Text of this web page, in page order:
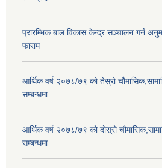
प्रारम्भिक बाल विकास केन्द्र सञ्चालन गर्न
फाराम
आर्थिक वर्ष २०७८/७९ को तेस्रो
सम्बन्धमा
आर्थिक वर्ष २०७८/७९ को दोस्रो
सम्बन्धमा